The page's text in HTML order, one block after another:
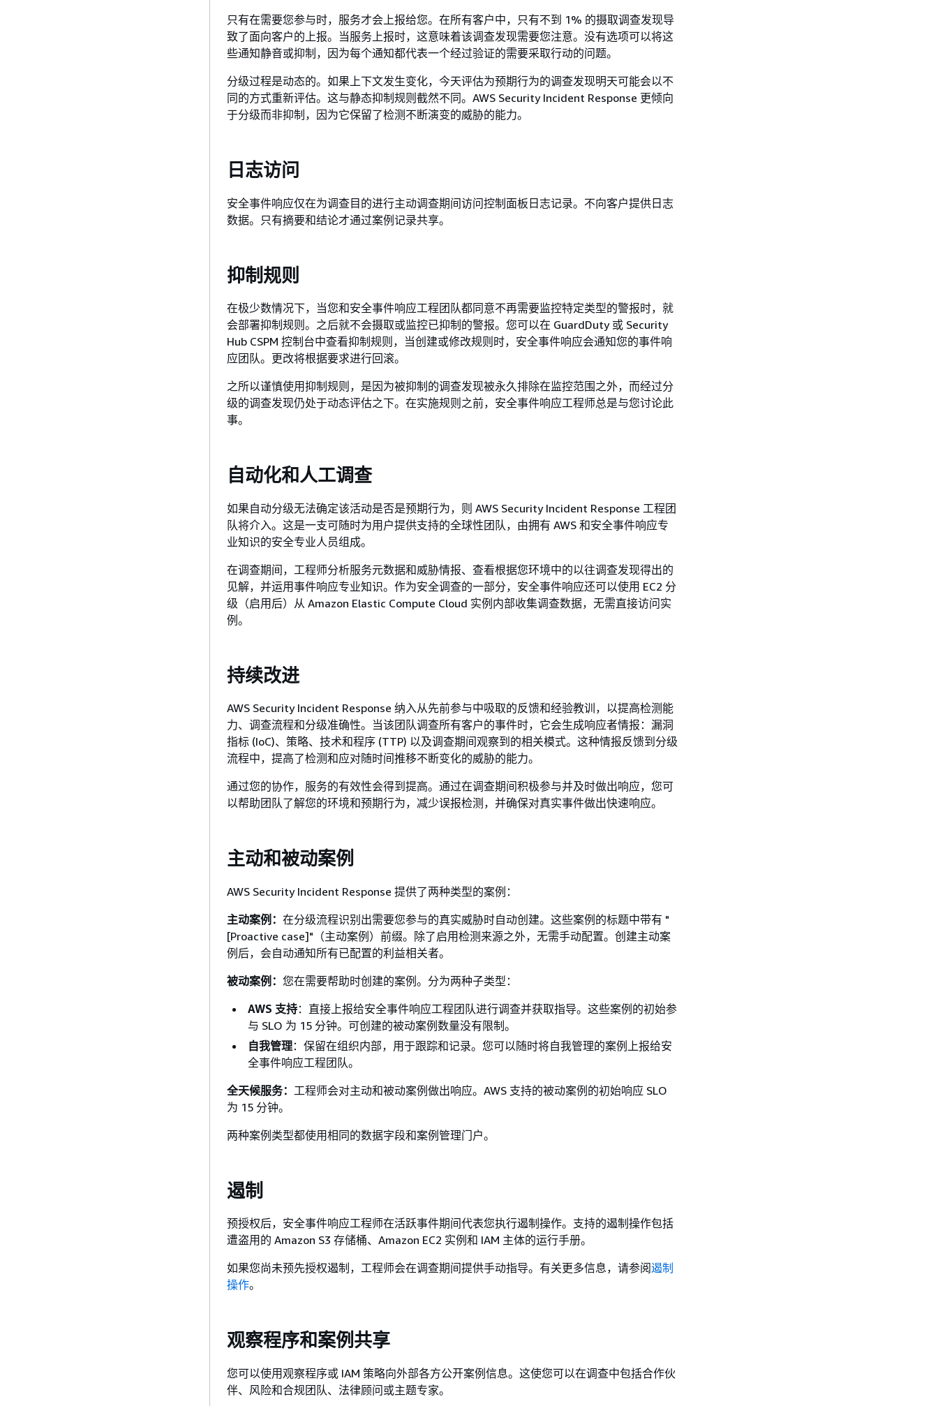
只有在需要您参与时，服务才会上报给您。在所有客户中，只有不到 1% 的摄取调查发现导
致了面向客户的上报。当服务上报时，这意味着该调查发现需要您注意。没有选项可以将这
些通知静音或抑制，因为每个通知都代表一个经过验证的需要采取行动的问题。
分级过程是动态的。如果上下文发生变化，今天评估为预期行为的调查发现明天可能会以不
同的方式重新评估。这与静态抑制规则截然不同。AWS Security Incident Response 更倾向
于分级而非抑制，因为它保留了检测不断演变的威胁的能力。
日志访问
安全事件响应仅在为调查目的进行主动调查期间访问控制面板日志记录。不向客户提供日志
数据。只有摘要和结论才通过案例记录共享。
抑制规则
在极少数情况下，当您和安全事件响应工程团队都同意不再需要监控特定类型的警报时，就
会部署抑制规则。之后就不会摄取或监控已抑制的警报。您可以在 GuardDuty 或 Security
Hub CSPM 控制台中查看抑制规则，当创建或修改规则时，安全事件响应会通知您的事件响
应团队。更改将根据要求进行回滚。
之所以谨慎使用抑制规则，是因为被抑制的调查发现被永久排除在监控范围之外，而经过分
级的调查发现仍处于动态评估之下。在实施规则之前，安全事件响应工程师总是与您讨论此
事。
自动化和人工调查
如果自动分级无法确定该活动是否是预期行为，则 AWS Security Incident Response 工程团
队将介入。这是一支可随时为用户提供支持的全球性团队，由拥有 AWS 和安全事件响应专
业知识的安全专业人员组成。
在调查期间，工程师分析服务元数据和威胁情报、查看根据您环境中的以往调查发现得出的
见解，并运用事件响应专业知识。作为安全调查的一部分，安全事件响应还可以使用 EC2 分
级（启用后）从 Amazon Elastic Compute Cloud 实例内部收集调查数据，无需直接访问实
例。
持续改进
AWS Security Incident Response 纳入从先前参与中吸取的反馈和经验教训，以提高检测能
力、调查流程和分级准确性。当该团队调查所有客户的事件时，它会生成响应者情报：漏洞
指标 (IoC)、策略、技术和程序 (TTP) 以及调查期间观察到的相关模式。这种情报反馈到分级
流程中，提高了检测和应对随时间推移不断变化的威胁的能力。
通过您的协作，服务的有效性会得到提高。通过在调查期间积极参与并及时做出响应，您可
以帮助团队了解您的环境和预期行为，减少误报检测，并确保对真实事件做出快速响应。
主动和被动案例
AWS Security Incident Response 提供了两种类型的案例：
主动案例： 在分级流程识别出需要您参与的真实威胁时自动创建。这些案例的标题中带有 "
[Proactive case]"（主动案例）前缀。除了启用检测来源之外，无需手动配置。创建主动案
例后，会自动通知所有已配置的利益相关者。
被动案例： 您在需要帮助时创建的案例。分为两种子类型：
AWS 支持：直接上报给安全事件响应工程团队进行调查并获取指导。这些案例的初始参
与 SLO 为 15 分钟。可创建的被动案例数量没有限制。
自我管理：保留在组织内部，用于跟踪和记录。您可以随时将自我管理的案例上报给安
全事件响应工程团队。
全天候服务： 工程师会对主动和被动案例做出响应。AWS 支持的被动案例的初始响应 SLO
为 15 分钟。
两种案例类型都使用相同的数据字段和案例管理门户。
遏制
预授权后，安全事件响应工程师在活跃事件期间代表您执行遏制操作。支持的遏制操作包括
遭盗用的 Amazon S3 存储桶、Amazon EC2 实例和 IAM 主体的运行手册。
如果您尚未预先授权遏制，工程师会在调查期间提供手动指导。有关更多信息，请参阅遏制
操作。
观察程序和案例共享
您可以使用观察程序或 IAM 策略向外部各方公开案例信息。这使您可以在调查中包括合作伙
伴、风险和合规团队、法律顾问或主题专家。